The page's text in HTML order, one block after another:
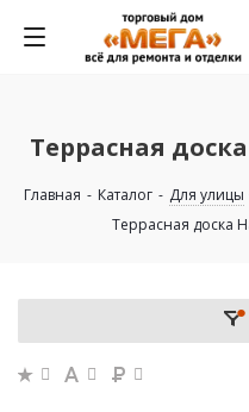
Террасная
Главная - Каталог - Для улицы
Террасная доска